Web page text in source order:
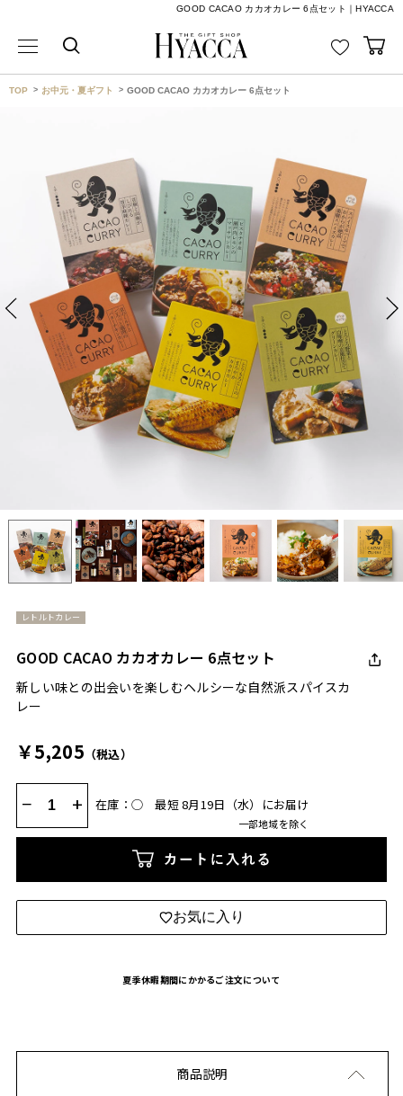
GOOD CACAO カカオカレー 6点セット｜HYACCA
TOP お中元・夏ギフト GOOD CACAO カカオカレー 6点セット
レトルトカレー
GOOD CACAO カカオカレー 6点セット
新しい味との出会いを楽しむヘルシーな自然派スパイスカ
レー
￥5,205 （税込）
− + 在庫：◯ 最短 8月19日（水）にお届け
一部地域を除く
カートに入れる
お気に入り
夏季休暇期間にかかるご注文について
商品説明